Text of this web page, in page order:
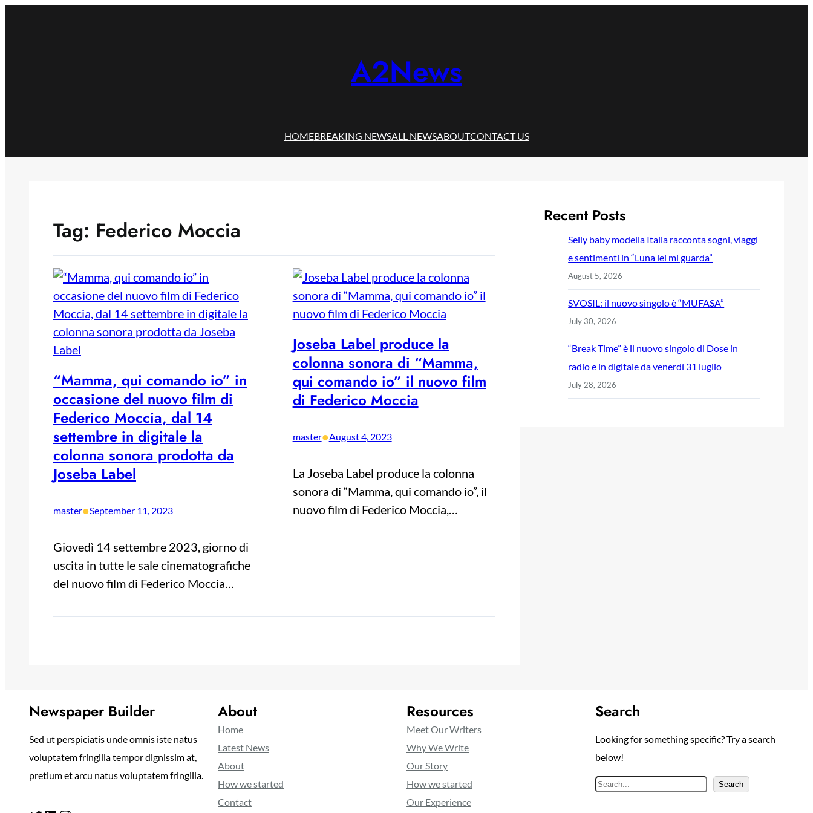
A2News
HOMEBREAKING NEWSALL NEWSABOUTCONTACT US
Tag: Federico Moccia
“Mamma, qui comando io” in
occasione del nuovo film di
Federico Moccia, dal 14
settembre in digitale la
colonna sonora prodotta da
Joseba Label
master•September 11, 2023
Giovedì 14 settembre 2023, giorno di
uscita in tutte le sale cinematografiche
del nuovo film di Federico Moccia…
Joseba Label produce la
colonna sonora di “Mamma,
qui comando io” il nuovo film
di Federico Moccia
master•August 4, 2023
La Joseba Label produce la colonna
sonora di “Mamma, qui comando io”, il
nuovo film di Federico Moccia,…
Recent Posts
Selly baby modella Italia racconta sogni, viaggi
e sentimenti in “Luna lei mi guarda”
August 5, 2026
SVOSIL: il nuovo singolo è “MUFASA”
July 30, 2026
“Break Time” è il nuovo singolo di Dose in
radio e in digitale da venerdì 31 luglio
July 28, 2026
Newspaper Builder
Sed ut perspiciatis unde omnis iste natus
voluptatem fringilla tempor dignissim at,
pretium et arcu natus voluptatem fringilla.
About
Home
Latest News
About
How we started
Contact
Resources
Meet Our Writers
Why We Write
Our Story
How we started
Our Experience
Search
Looking for something specific? Try a search
below!
S
Search